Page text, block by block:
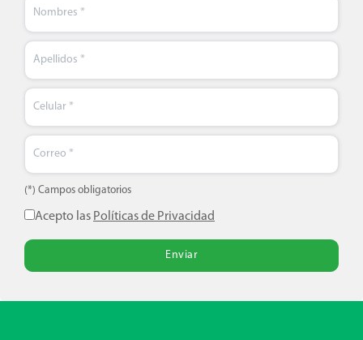
(*) Campos obligatorios
Acepto las Políticas de Privacidad
Enviar